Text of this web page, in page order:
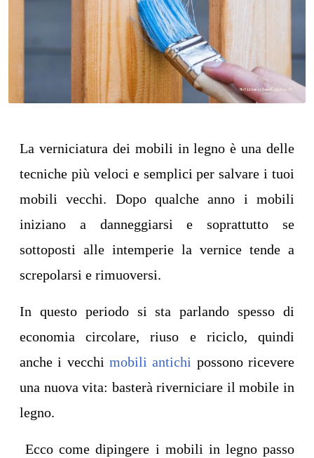
La verniciatura dei mobili in legno è una delle
tecniche più veloci e semplici per salvare i tuoi
mobili vecchi. Dopo qualche anno i mobili
iniziano a danneggiarsi e soprattutto se
sottoposti alle intemperie la vernice tende a
screpolarsi e rimuoversi.
In questo periodo si sta parlando spesso di
economia circolare, riuso e riciclo, quindi
anche i vecchi mobili antichi possono ricevere
una nuova vita: basterà riverniciare il mobile in
legno.
Ecco come dipingere i mobili in legno passo